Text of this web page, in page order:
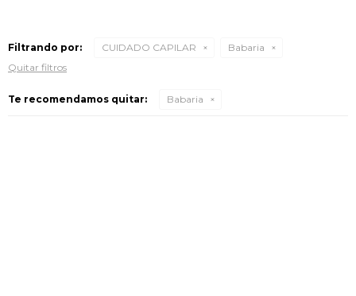
Filtrando por: CUIDADO CAPILAR
Babaria
Quitar filtros
Te recomendamos quitar: Babaria